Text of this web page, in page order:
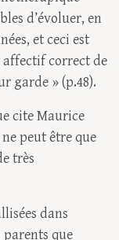
d’évoluer, en
et ceci est
correct de
garde » (p.48).
cite Maurice
peut être que
très
dans
parents que